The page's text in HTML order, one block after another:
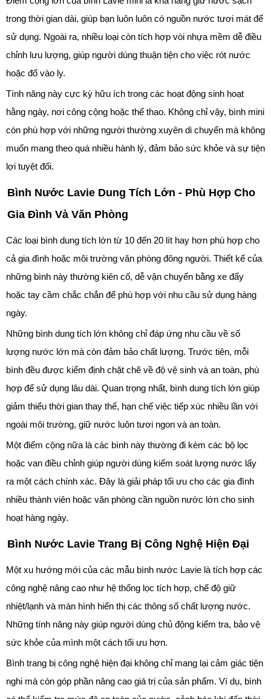
trong thời gian dài, giúp bạn luôn luôn có nguồn nước tươi mát để
sử dụng. Ngoài ra, nhiều loại còn tích hợp vòi nhựa mềm dễ điều
chỉnh lưu lượng, giúp người dùng thuận tiện cho việc rót nước
hoặc đổ vào ly.
Tính năng này cực kỳ hữu ích trong các hoạt động sinh hoạt
hằng ngày, nơi công cộng hoặc thể thao. Không chỉ vậy, bình mini
còn phù hợp với những người thường xuyên di chuyển mà không
muốn mang theo quá nhiều hành lý, đảm bảo sức khỏe và sự tiện
lợi tuyệt đối.
Bình Nước Lavie Dung Tích Lớn - Phù Hợp Cho
Gia Đình Và Văn Phòng
Các loại bình dung tích lớn từ 10 đến 20 lít hay hơn phù hợp cho
cả gia đình hoặc môi trường văn phòng đông người. Thiết kế của
những bình này thường kiên cố, dễ vận chuyển bằng xe đẩy
hoặc tay cầm chắc chắn để phù hợp với nhu cầu sử dụng hàng
ngày.
Những bình dung tích lớn không chỉ đáp ứng nhu cầu về số
lượng nước lớn mà còn đảm bảo chất lượng. Trước tiên, mỗi
bình đều được kiểm định chặt chẽ về độ vệ sinh và an toàn, phù
hợp để sử dụng lâu dài. Quan trọng nhất, bình dung tích lớn giúp
giảm thiểu thời gian thay thế, hạn chế việc tiếp xúc nhiều lần với
ngoài môi trường, giữ nước luôn tươi ngon và an toàn.
Một điểm cộng nữa là các bình này thường đi kèm các bộ lọc
hoặc van điều chỉnh giúp người dùng kiểm soát lượng nước lấy
ra một cách chính xác. Đây là giải pháp tối ưu cho các gia đình
nhiều thành viên hoặc văn phòng cần nguồn nước lớn cho sinh
hoạt hàng ngày.
Bình Nước Lavie Trang Bị Công Nghệ Hiện Đại
Một xu hướng mới của các mẫu bình nước Lavie là tích hợp các
công nghệ nâng cao như hệ thống lọc tích hợp, chế độ giữ
nhiệt/lạnh và màn hình hiển thị các thông số chất lượng nước.
Những tính năng này giúp người dùng chủ động kiểm tra, bảo vệ
sức khỏe của mình một cách tối ưu hơn.
Bình trang bị công nghệ hiện đại không chỉ mang lại cảm giác tiện
nghi mà còn góp phần nâng cao giá trị của sản phẩm. Ví dụ, bình